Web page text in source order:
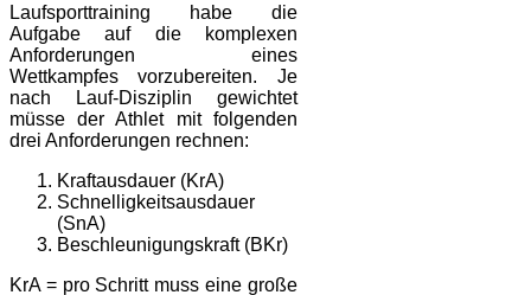
Laufsporttraining habe die
Aufgabe auf die komplexen
Anforderungen eines
Wettkampfes vorzubereiten. Je
nach Lauf-Disziplin gewichtet
müsse der Athlet mit folgenden
drei Anforderungen rechnen:
Kraftausdauer (KrA)
Schnelligkeitsausdauer
(SnA)
Beschleunigungskraft (BKr)
KrA = pro Schritt muss eine große